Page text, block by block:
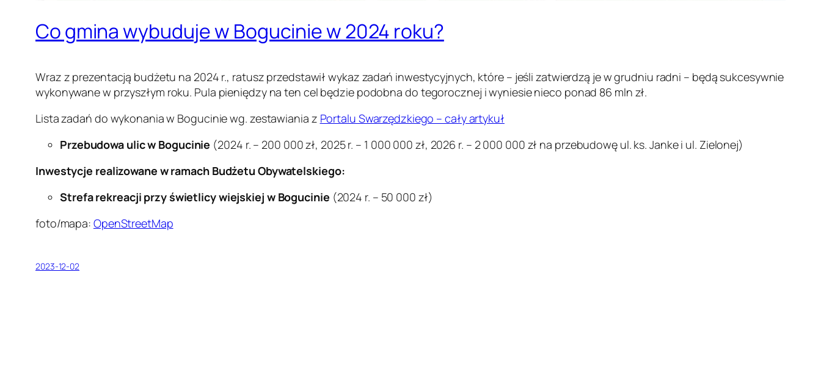
Co gmina wybuduje w Bogucinie w 2024 roku?
Wraz z prezentacją budżetu na 2024 r., ratusz przedstawił wykaz zadań inwestycyjnych, które – jeśli zatwierdzą je w grudniu radni – będą sukcesywnie
wykonywane w przyszłym roku. Pula pieniędzy na ten cel będzie podobna do tegorocznej i wyniesie nieco ponad 86 mln zł.
Lista zadań do wykonania w Bogucinie wg. zestawiania z Portalu Swarzędzkiego – cały artykuł
Przebudowa ulic w Bogucinie (2024 r. – 200 000 zł, 2025 r. – 1 000 000 zł, 2026 r. – 2 000 000 zł na przebudowę ul. ks. Janke i ul. Zielonej)
Inwestycje realizowane w ramach Budżetu Obywatelskiego:
Strefa rekreacji przy świetlicy wiejskiej w Bogucinie (2024 r. – 50 000 zł)
foto/mapa: OpenStreetMap
2023-12-02